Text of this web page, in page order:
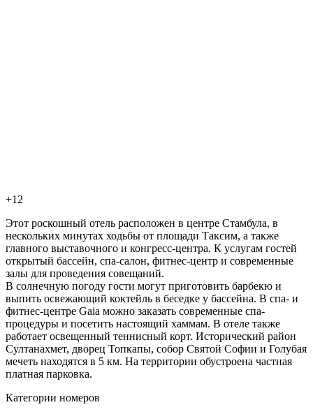
+12
Этот роскошный отель расположен в центре Стамбула, в
нескольких минутах ходьбы от площади Таксим, а также
главного выставочного и конгресс-центра. К услугам гостей
открытый бассейн, спа-салон, фитнес-центр и современные
залы для проведения совещаний.
В солнечную погоду гости могут приготовить барбекю и
выпить освежающий коктейль в беседке у бассейна. В спа- и
фитнес-центре Gaia можно заказать современные спа-
процедуры и посетить настоящий хаммам. В отеле также
работает освещенный теннисный корт. Исторический район
Султанахмет, дворец Топкапы, собор Святой Софии и Голубая
мечеть находятся в 5 км. На территории обустроена частная
платная парковка.
Категории номеров